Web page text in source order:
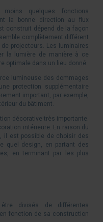
quelques fonctions
la bonne direction au flux
construit dépend de la façon
complètement différent
projecteurs. Les luminaires
la lumière de manière à ce
optimale dans un lieu donné.
lumineuse des dommages
protection supplémentaire
important, par exemple,
du bâtiment.
décorative très importante.
intérieure. En raison du
il est possible de choisir des
quel design, en partant des
en terminant par les plus
être divisés de différentes
fonction de sa construction